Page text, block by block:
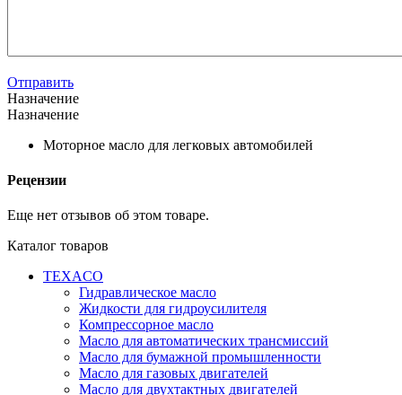
Отправить
Назначение
Назначение
Моторное масло для легковых автомобилей
Рецензии
Еще нет отзывов об этом товаре.
Каталог товаров
TEXACO
Гидравлическое масло
Жидкости для гидроусилителя
Компрессорное масло
Масло для автоматических трансмиссий
Масло для бумажной промышленности
Масло для газовых двигателей
Масло для двухтактных двигателей